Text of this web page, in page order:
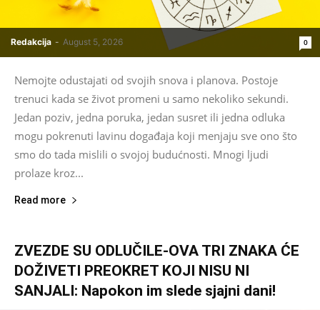
Redakcija - August 5, 2026 0
Nemojte odustajati od svojih snova i planova. Postoje
trenuci kada se život promeni u samo nekoliko sekundi.
Jedan poziv, jedna poruka, jedan susret ili jedna odluka
mogu pokrenuti lavinu događaja koji menjaju sve ono što
smo do tada mislili o svojoj budućnosti. Mnogi ljudi
prolaze kroz...
Read more
ZVEZDE SU ODLUČILE-OVA TRI ZNAKA ĆE
DOŽIVETI PREOKRET KOJI NISU NI
SANJALI: Napokon im slede sjajni dani!